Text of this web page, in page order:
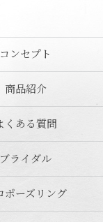
コンセプト
商品紹介
くある質問
ブライダル
ポーズリング